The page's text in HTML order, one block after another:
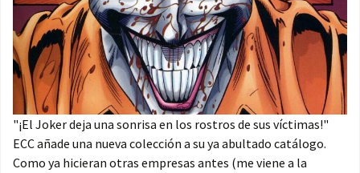
"¡El Joker deja una sonrisa en los rostros de sus víctimas!"
ECC añade una nueva colección a su ya abultado catálogo.
Como ya hicieran otras empresas antes (me viene a la